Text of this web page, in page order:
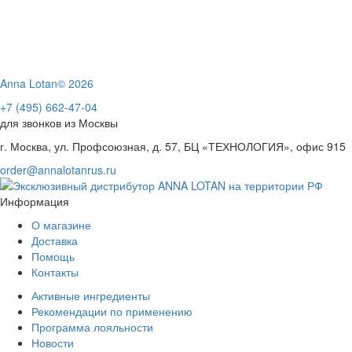
Anna Lotan© 2026
+7 (495) 662-47-04
для звонков из Москвы
г. Москва, ул. Профсоюзная, д. 57, БЦ «ТЕХНОЛОГИЯ», офис 915
order@annalotanrus.ru
Информация
О магазине
Доставка
Помощь
Контакты
Активные ингредиенты
Рекомендации по применению
Программа лояльности
Новости